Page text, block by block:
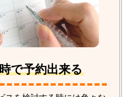
で予約出来る